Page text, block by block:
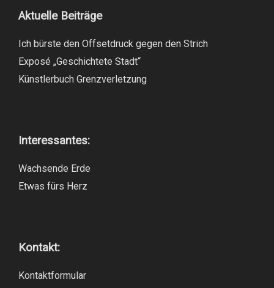
Aktuelle Beiträge
Ich bürste den Offsetdruck gegen den Strich
Exposé „Geschichtete Stadt“
Künstlerbuch Grenzverletzung
Interessantes:
Wachsende Erde
Etwas fürs Herz
Kontakt:
Kontaktformular